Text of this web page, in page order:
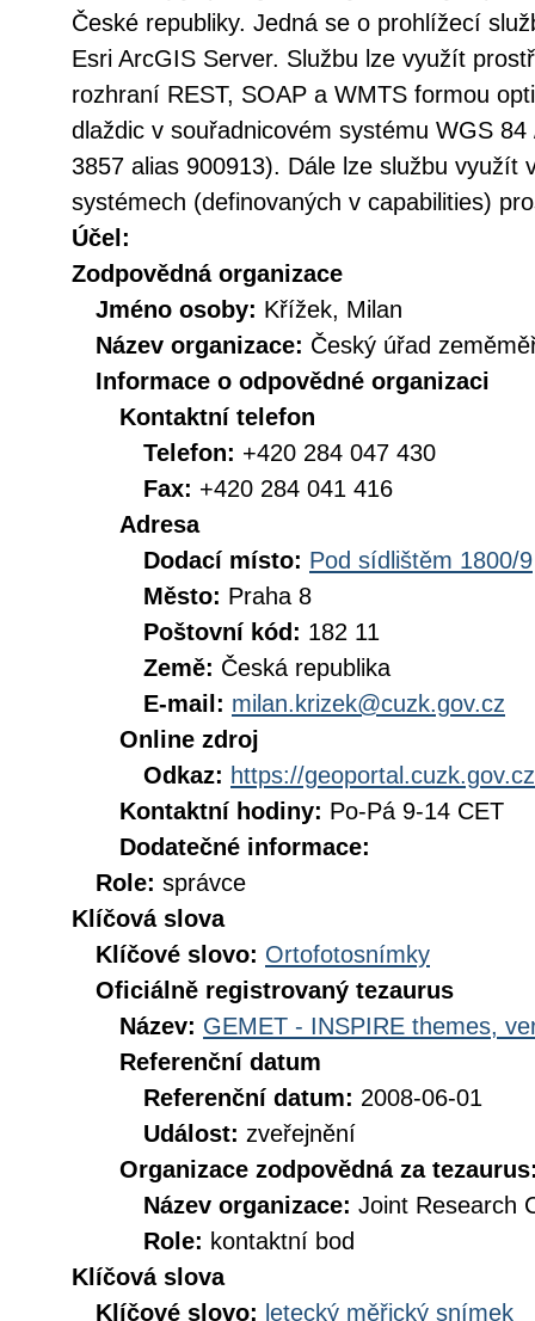
České republiky. Jedná se o prohlížecí
Esri ArcGIS Server. Službu lze využít
rozhraní REST, SOAP a WMTS formou
dlaždic v souřadnicovém systému WGS
3857 alias 900913). Dále lze službu využít
systémech (definovaných v capabilities)
Účel:
Zodpovědná organizace
Jméno osoby: Křížek, Milan
Název organizace: Český úřad
Informace o odpovědné organizaci
Kontaktní telefon
Telefon: +420 284 047 430
Fax: +420 284 041 416
Adresa
Dodací místo: Pod sídlištěm 1800/9
Město: Praha 8
Poštovní kód: 182 11
Země: Česká republika
E-mail: milan.krizek@cuzk.gov.cz
Online zdroj
Odkaz: https://geoportal.cuzk.gov.cz
Kontaktní hodiny: Po-Pá 9-14 CET
Dodatečné informace:
Role: správce
Klíčová slova
Klíčové slovo: Ortofotosnímky
Oficiálně registrovaný tezaurus
Název: GEMET - INSPIRE themes,
Referenční datum
Referenční datum: 2008-06-01
Událost: zveřejnění
Organizace zodpovědná za
Název organizace: Joint Research
Role: kontaktní bod
Klíčová slova
Klíčové slovo: letecký měřický snímek